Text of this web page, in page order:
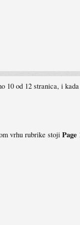
10 od 12 stranica, i
vrhu rubrike stoji Page